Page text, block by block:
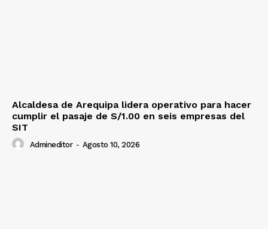
Alcaldesa de Arequipa lidera operativo para hacer
cumplir el pasaje de S/1.00 en seis empresas del
SIT
Admineditor - Agosto 10, 2026